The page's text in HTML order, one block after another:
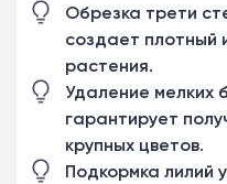
Обрезка трети
создает плотный
растения.
Удаление мелких
гарантирует
крупных цветов.
Подкормка лилий